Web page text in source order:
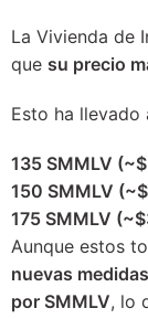
La Vivienda de
que su precio
Esto ha
135 SMMLV
150 SMMLV
175 SMMLV
Aunque estos
nuevas
por SMMLV, lo